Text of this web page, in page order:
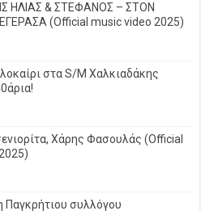
ΗΛΙΑΣ & ΣΤΕΦΑΝΟΣ – ΣΤΟΝ
(Official music video 2025)
στα S/M Χαλκιαδάκης
Χάρης Φασουλάς (Official
Παγκρήτιου συλλόγου